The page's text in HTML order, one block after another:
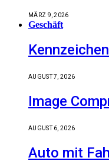
MÄRZ 9, 2026
Geschäft
AUGUST 7, 2026
Image
AUGUST 6, 2026
Auto mit